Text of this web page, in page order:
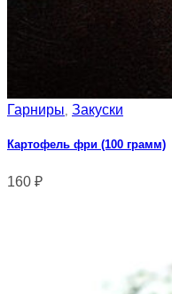
Гарниры, Закуски
Картофель фри (100 грамм)
160 ₽